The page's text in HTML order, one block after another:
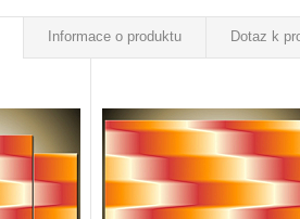
Informace o produktu Dotaz k